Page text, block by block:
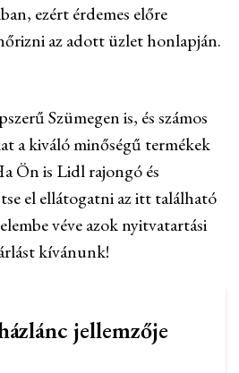
ezért érdemes előre
az adott üzlet honlapján.
Szümegen is, és számos
a kiváló minőségű termékek
Ön is Lidl rajongó és
el ellátogatni az itt található
véve azok nyitvatartási
kívánunk!
jellemzője